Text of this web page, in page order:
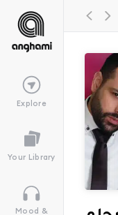
Explore
Your Library
Mood &